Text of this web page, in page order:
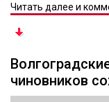
Читать далее и
чиновников